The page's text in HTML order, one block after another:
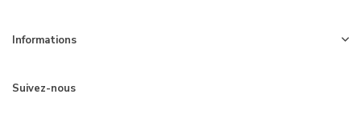
Informations
Suivez-nous